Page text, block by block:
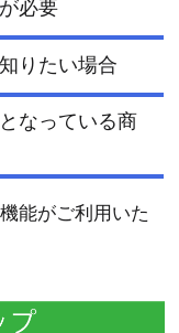
必要
りたい場合
なっている商
能がご利用いた